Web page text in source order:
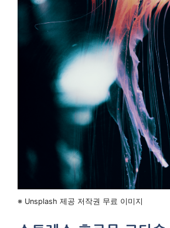
※ Unsplash 제공 저작권 무료 이미지
스트레스 호르몬 코티솔
미국심리학회 2024년 보고서에
레스 상태에서의 과식 위험은 4.7
4-3-2-1 접근법(5가지 보기, 4가
듣기, 2가지 냄새 맡기, 1가지 맛보
스 섭식 충동을 80% 감소시킬 수
수면의 질이 영양소 대
영향